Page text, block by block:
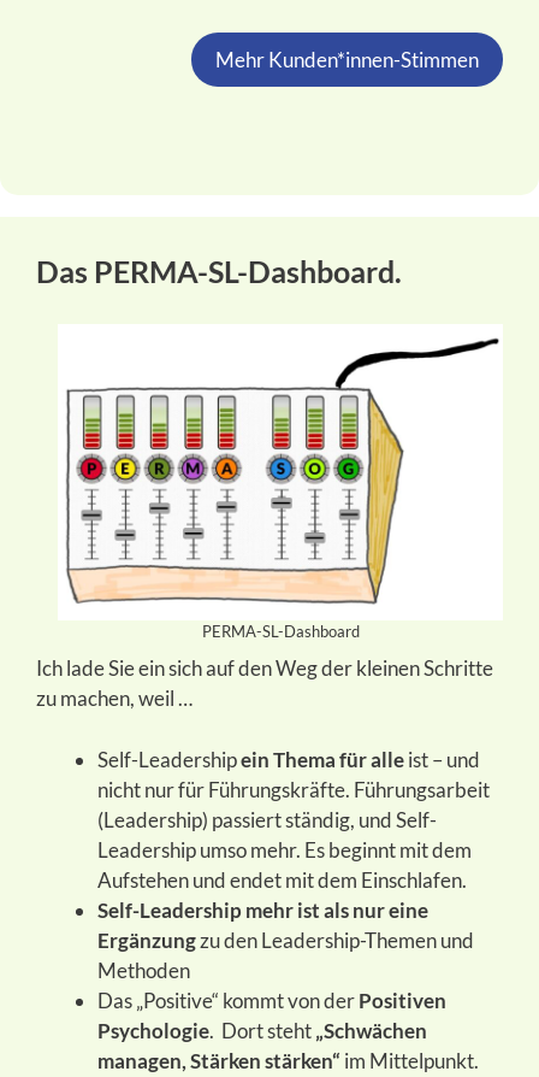
Mehr Kunden*innen-Stimmen
Das PERMA-SL-Dashboard.
PERMA-SL-Dashboard
Ich lade Sie ein sich auf den Weg der kleinen Schritte
zu machen, weil …
Self-Leadershipein Thema für alleist – und
nicht nur für Führungskräfte. Führungsarbeit
(Leadership) passiert ständig, und Self-
Leadership umso mehr. Es beginnt mit dem
Aufstehen und endet mit dem Einschlafen.
Self-Leadership mehr ist als nur eine
Ergänzungzu den Leadership-Themen und
Methoden
Das „Positive“ kommt von derPositiven
Psychologie. Dort steht„Schwächen
managen, Stärken stärken“ im Mittelpunkt.